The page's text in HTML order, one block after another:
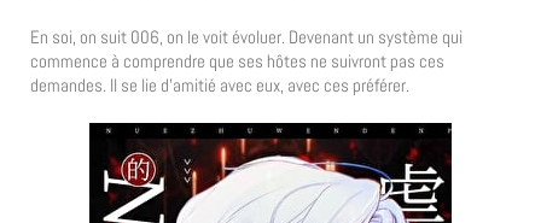
En soi, on suit 006, on le voit évoluer. Devenant un système qui
commence à comprendre que ses hôtes ne suivront pas ces
demandes. Il se lie d’amitié avec eux, avec ces préférer.